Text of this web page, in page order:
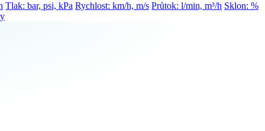
Tlak: bar, psi, kPa Rychlost: km/h, m/s Průtok: l/min, m³/h Sklon: %